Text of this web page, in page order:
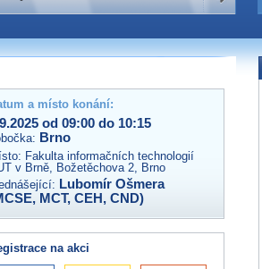
akce,
a místo konání:
od 09:00 do 10:15
Brno
Fakulta informačních technologií
v Brně, Božetěchova 2, Brno
Lubomír Ošmera
MCT, CEH, CND)
na akci